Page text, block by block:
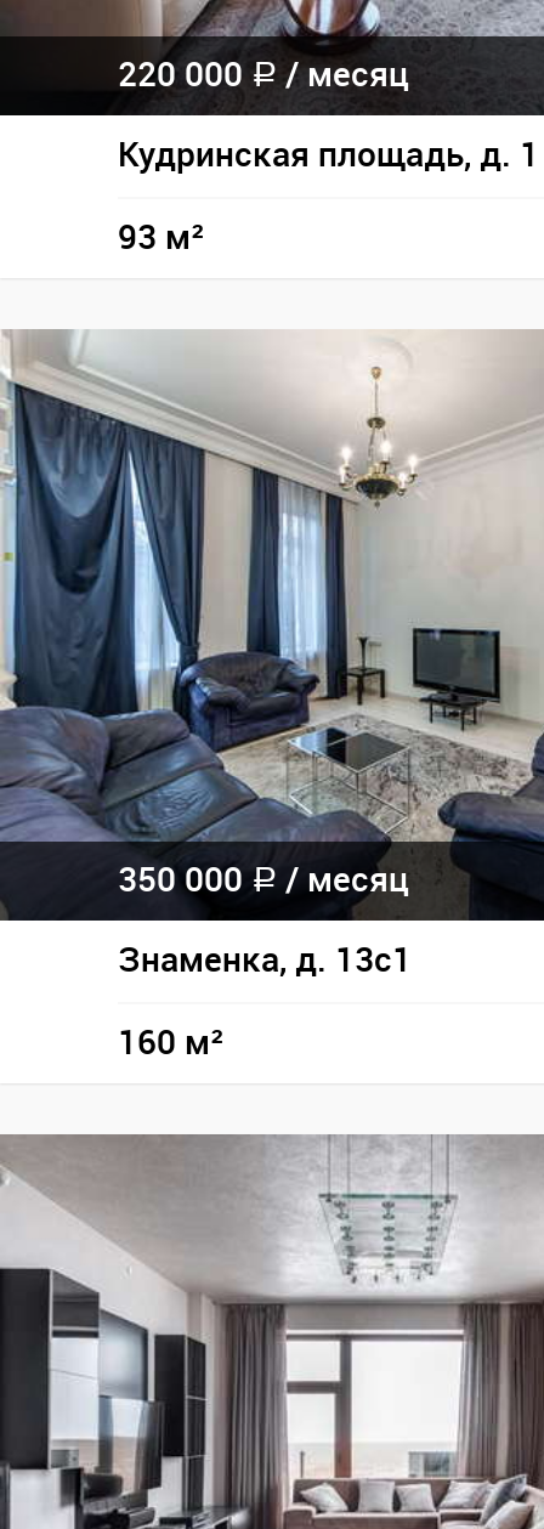
220 000 a /месяц
Кудринская площадь, д. 1
93 м²
350 000a / месяц
Знаменка, д. 13с1
160 м²